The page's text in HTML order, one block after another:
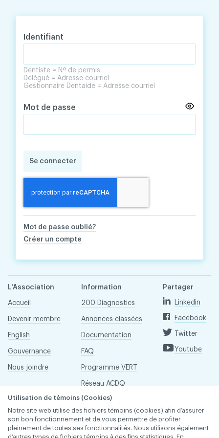
Identifiant
Dentiste = Nº de permis
Délégué = Adresse courriel
Gestionnaire Dentaide = Adresse courriel
Mot de passe
Se connecter
Mot de passe oublié?
Créer un compte
L'Association
Accueil
Devenir membre
English
Gouvernance
Nous joindre
Information
200 Diagnostics
Annonces classées
Documentation
FAQ
Programme VERT
Réseau ACDQ
Salle de presse
À propos
Partager
Linkedin
Facebook
Twitter
Youtube
Utilisation de témoins (Cookies)
Notre site web utilise des fichiers témoins (cookies) afin d’assurer
son bon fonctionnement et de vous permettre de profiter
pleinement de toutes ses fonctionnalités. Nous utilisons également